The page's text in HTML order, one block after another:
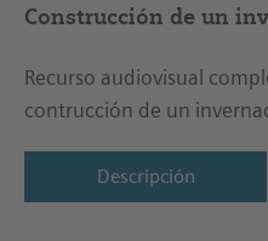
Construcción de un
Recurso audiovisual
contrucción de un
Descripción